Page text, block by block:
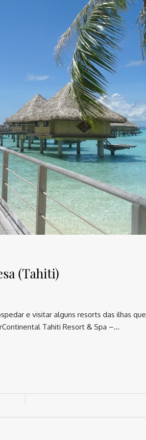
(Tahiti)
e visitar alguns resorts das ilhas que
Tahiti Resort & Spa –…